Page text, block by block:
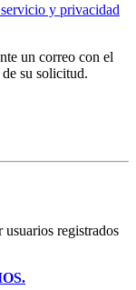
y privacidad
un correo con el
su solicitud.
registrados